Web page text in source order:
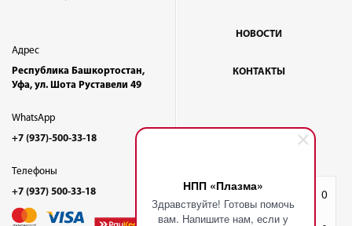
НПП «Плазма»
Здравствуйте! Готовы помочь
вам. Напишите нам, если у
0
Адрес
Республика Башкортостан,
Уфа, ул. Шота Руставели 49
WhatsApp
+7 (937)-500-33-18
Телефоны
+7 (937) 500-33-18
НОВОСТИ
КОНТАКТЫ